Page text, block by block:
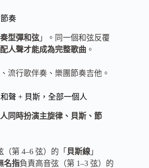
奏
型彈和弦 」。同一個和弦反覆
人聲才能成為完整歌曲 。
流行歌伴奏、樂團節奏吉他。
聲 + 貝斯，全部一個人
同時扮演主旋律、貝斯、節
（第 4–6 弦）的「 貝斯線 」
名指負責高音弦（第 1–3 弦）的